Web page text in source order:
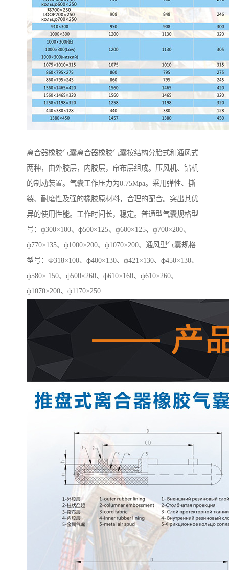
离合器橡胶气囊离合器橡胶气囊按结构分胎式和通风式
两种，由外胶层，内胶层，帘布层组成。压风机、钻机
的制动装置。气囊工作压力为0.75Mpa。采用弹性、撕
裂、耐磨性及强的橡胶原材料，合理的配合。突出其优
异的使用性能。工作时间长，稳定。普通型气囊规格型
号：ф300×100、ф500×125、ф600×125、ф700×200、
ф770×135、ф1000×200、ф1070×200、通风型气囊规格
型号：Ф318×100、ф400×130、ф421×130、ф450×130、
ф580× 150、ф500×260、ф610×160、ф610×260、
ф1070×200、ф1170×250